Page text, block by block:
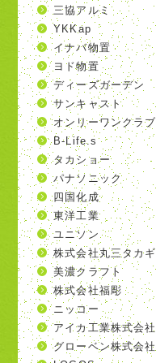
三協アルミ
YKKap
イナバ物置
ヨド物置
ディーズガーデン
サンキャスト
オンリーワンクラブ
B-Life.s
タカショー
パナソニック
四国化成
東洋工業
ユニソン
株式会社丸三タカギ
美濃クラフト
株式会社福彫
ニッコー
アイカ工業株式会社
グローベン株式会社